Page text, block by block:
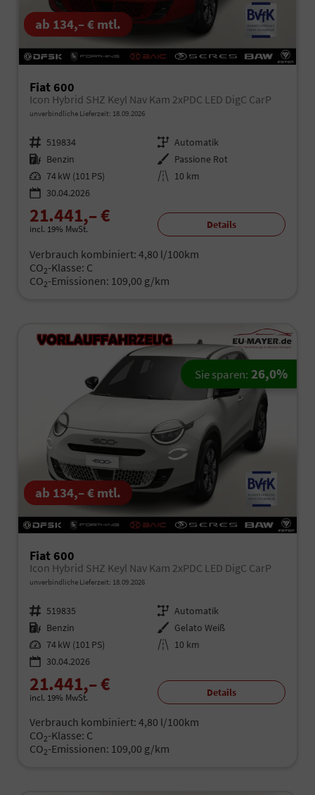
ab 134,– € mtl.
Fiat 600
Icon Hybrid SHZ Keyl Nav Kam 2xPDC LED DigC CarP
unverbindliche Lieferzeit: 18.09.2026
Fahrzeugnr. 519834 Getriebe Automatik
Kraftstoff Benzin Außenfarbe Passione Rot
Leistung 74 kW (101 PS) Kilometerstand 10 km
30.04.2026
21.441,– €
incl. 19% MwSt. Details
Verbrauch kombiniert: 4,80 l/100km
CO2-Klasse: C
CO2-Emissionen: 109,00 g/km
ab 134,– € mtl.
Fiat 600
Icon Hybrid SHZ Keyl Nav Kam 2xPDC LED DigC CarP
unverbindliche Lieferzeit: 18.09.2026
Fahrzeugnr. 519835 Getriebe Automatik
Kraftstoff Benzin Außenfarbe Gelato Weiß
Leistung 74 kW (101 PS) Kilometerstand 10 km
30.04.2026
21.441,– €
incl. 19% MwSt.
Sie sparen: 26,0%
Details
Verbrauch kombiniert: 4,80 l/100km
CO2-Klasse: C
CO2-Emissionen: 109,00 g/km